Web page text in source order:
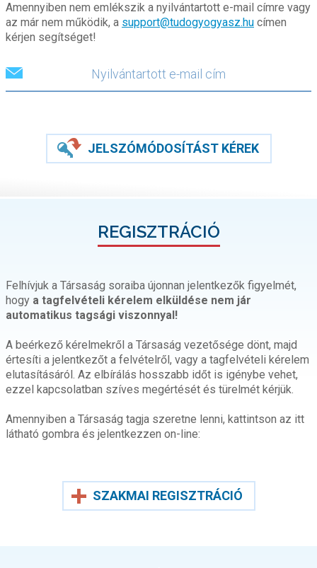
Amennyiben nem emlékszik a nyilvántartott e-mail címre vagy
az már nem működik, a support@tudogyogyasz.hu címen
kérjen segítséget!
JELSZÓMÓDOSÍTÁST KÉREK
REGISZTRÁCIÓ
Felhívjuk a Társaság soraiba újonnan jelentkezők figyelmét,
hogy a tagfelvételi kérelem elküldése nem jár
automatikus tagsági viszonnyal!
A beérkező kérelmekről a Társaság vezetősége dönt, majd
értesíti a jelentkezőt a felvételről, vagy a tagfelvételi kérelem
elutasításáról. Az elbírálás hosszabb időt is igénybe vehet,
ezzel kapcsolatban szíves megértését és türelmét kérjük.
Amennyiben a Társaság tagja szeretne lenni, kattintson az itt
látható gombra és jelentkezzen on-line:
SZAKMAI REGISZTRÁCIÓ